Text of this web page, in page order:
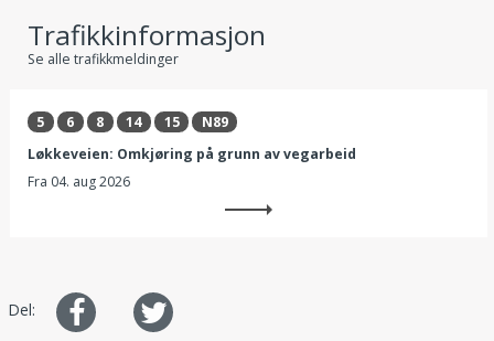
Trafikkinformasjon
Se alle trafikkmeldinger
5 6 8 14 15
N89
Løkkeveien: Omkjøring på grunn av vegarbeid
Fra 04. aug 2026
Del:
på
på